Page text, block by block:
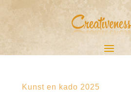
Kunst en kado 2025